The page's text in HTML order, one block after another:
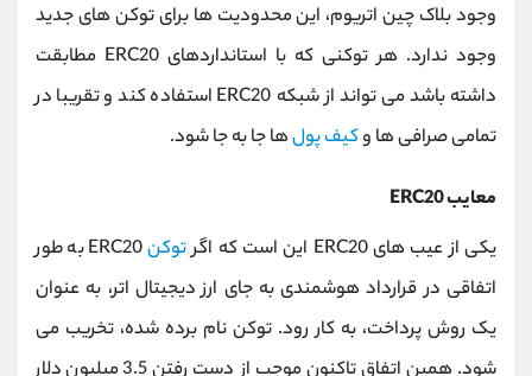
وجود بلاک چین اتریوم، این محدودیت ها برای توکن های جدید
وجود ندارد. هر توکنی که با استانداردهای ERC20 مطابقت
داشته باشد می تواند از شبکه ERC20 استفاده کند و تقریبا در
تمامی صرافی ها وکیف پولها جا به جا شود.
معایب ERC20
یکی از عیب های ERC20 این است که اگر
توکن
ERC20 به طور
اتفاقی در قرارداد هوشمندی به جای ارز دیجیتال اتر، به عنوان
یک روش پرداخت، به کار رود. توکن نام برده شده، تخریب می